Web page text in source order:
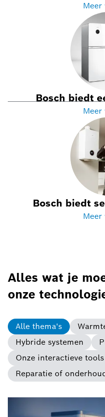
Meer
Bosch biedt
Meer
Bosch biedt
Meer
Alles wat je
onze
Alle thema's
Hybride systemen
Onze interactieve tools
Reparatie of